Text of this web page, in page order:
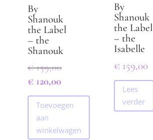
By
Shanouk
the Label
– the
Shanouk
€159,00Oorspronkelijke
prijs
was:
€ 159,00.
€120,00Huidige
prijs
is:
Toevoegen
aan
winkelwagen
By
Shanouk
the Label
– the
Isabelle
€ 159,00
Lees
verder